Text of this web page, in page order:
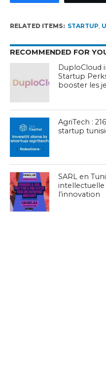
RELATED ITEMS: STARTUP,
RECOMMENDED FOR
DuploCloud
Startup
booster les
AgriTech :
startup
SARL en
intellectuelle
l’innovation